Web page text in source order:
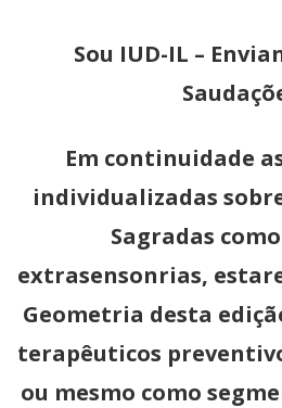
Sou IUD-IL –
Em continuidade
individualizadas
Sagradas
extrasensonrias,
Geometria desta
terapêuticos
ou mesmo como